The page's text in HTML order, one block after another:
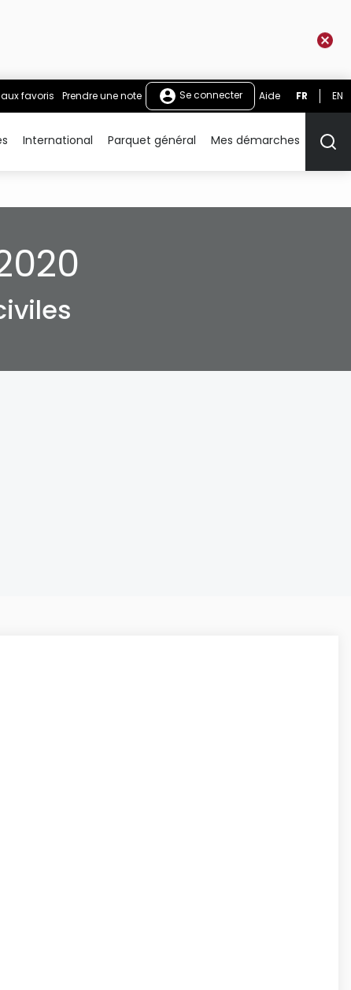
favoris Prendre une note Se connecter Aide FR EN
International Parquet général Mes démarches